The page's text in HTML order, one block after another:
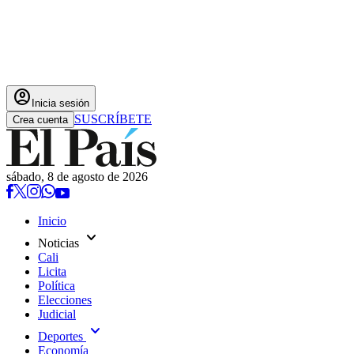
account_circle Inicia sesión
Crea cuenta SUSCRÍBETE
sábado, 8 de agosto de 2026
Inicio
Noticias expand_more
Cali
Licita
Política
Elecciones
Judicial
Deportes expand_more
Economía